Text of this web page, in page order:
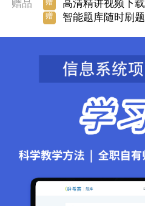
赠品 赠 高清精讲视频下载
赠 智能题库随时刷题